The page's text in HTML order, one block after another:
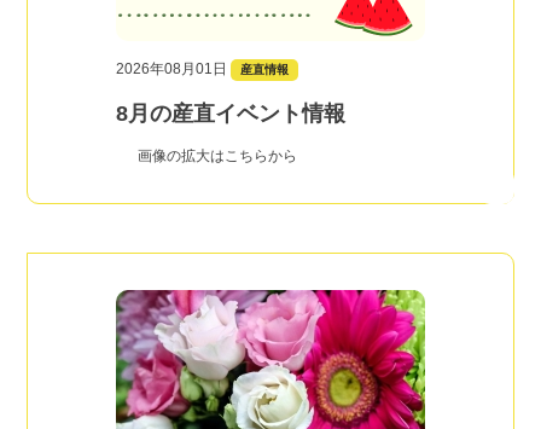
2026年08月01日 産直情報
8月の産直イベント情報
画像の拡大はこちらから